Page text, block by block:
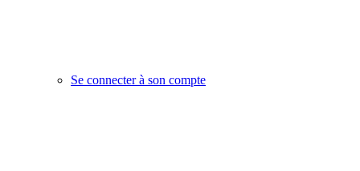
Se connecter à son compte